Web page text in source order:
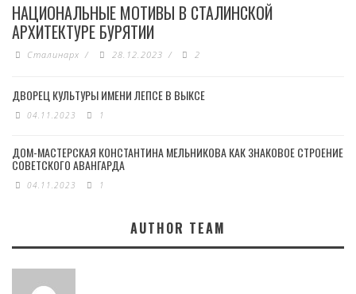
НАЦИОНАЛЬНЫЕ МОТИВЫ В СТАЛИНСКОЙ
АРХИТЕКТУРЕ БУРЯТИИ
Сталинарх / 28.12.2023 / 2
ДВОРЕЦ КУЛЬТУРЫ ИМЕНИ ЛЕПСЕ В ВЫКСЕ
04.11.2023 1
ДОМ-МАСТЕРСКАЯ КОНСТАНТИНА МЕЛЬНИКОВА КАК ЗНАКОВОЕ СТРОЕНИЕ
СОВЕТСКОГО АВАНГАРДА
04.11.2023 1
AUTHOR TEAM